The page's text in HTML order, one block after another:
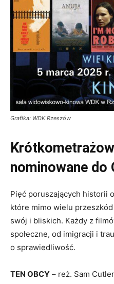
Grafika: WDK Rzeszów
nominowane do
Pięć poruszających historii
które mimo wielu
swój i bliskich. Każdy z
społeczne, od imigracji i
o sprawiedliwość.
TEN OBCY – reż. Sam